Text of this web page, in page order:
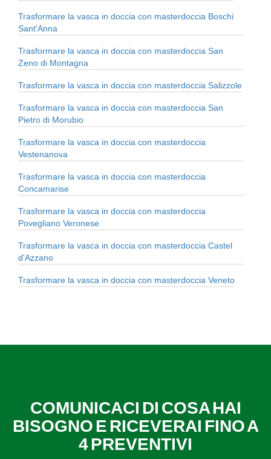
Trasformare la vasca in doccia con masterdoccia Boschi
Sant'Anna
Trasformare la vasca in doccia con masterdoccia San
Zeno di Montagna
Trasformare la vasca in doccia con masterdoccia Salizzole
Trasformare la vasca in doccia con masterdoccia San
Pietro di Morubio
Trasformare la vasca in doccia con masterdoccia
Vestenanova
Trasformare la vasca in doccia con masterdoccia
Concamarise
Trasformare la vasca in doccia con masterdoccia
Povegliano Veronese
Trasformare la vasca in doccia con masterdoccia Castel
d'Azzano
Trasformare la vasca in doccia con masterdoccia Veneto
COMUNICACI DI COSA HAI
BISOGNO E RICEVERAI FINO A
4 PREVENTIVI